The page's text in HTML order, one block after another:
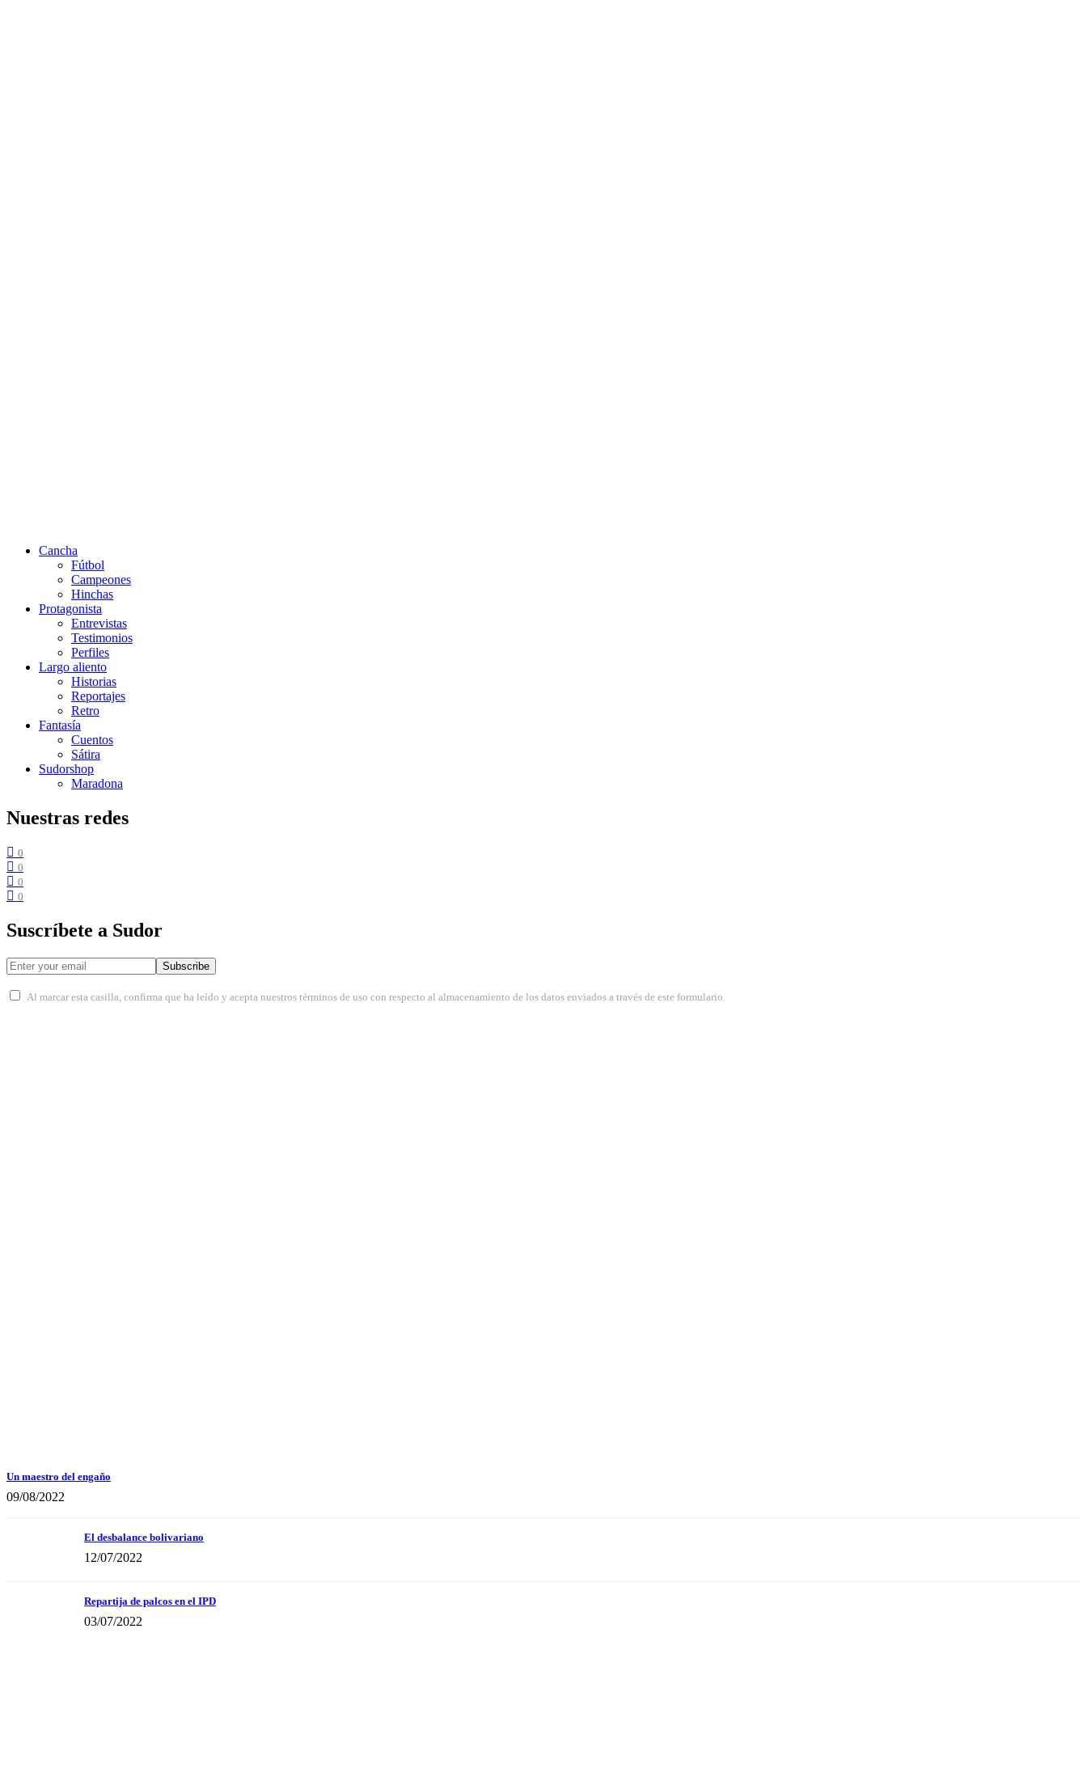
Cancha
Fútbol
Campeones
Hinchas
Protagonista
Entrevistas
Testimonios
Perfiles
Largo aliento
Historias
Reportajes
Retro
Fantasía
Cuentos
Sátira
Sudorshop
Maradona
Nuestras redes
0
0
0
0
Suscríbete a Sudor
Subscribe
Al marcar esta casilla, confirma que ha leído y acepta nuestros términos de uso con respecto al almacenamiento de los datos enviados a través de este formulario.
Un maestro del engaño
09/08/2022
El desbalance bolivariano
12/07/2022
Repartija de palcos en el IPD
03/07/2022